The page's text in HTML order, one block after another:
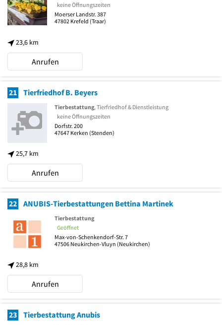
23,6 km
keine Öffnungszeiten
Moerser Landstr. 387
47802 Krefeld (Traar)
Anrufen
21 Tierfriedhof B. Beyers
25,7 km
Tierbestattung, Tierfriedhof & Dienstleistung
keine Öffnungszeiten
Dorfstr. 200
47647 Kerken (Stenden)
Anrufen
22 ANUBIS-Tierbestattungen Bettina Martinek
28,8 km
Tierbestattung
Geöffnet
Max-von-Schenkendorf-Str. 7
47506 Neukirchen-Vluyn (Neukirchen)
Anrufen
23 Tierbestattung Anubis